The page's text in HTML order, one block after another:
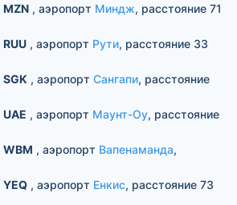
MZN , аэропорт Миндж, расстояние 71
RUU , аэропорт Рути, расстояние 33
SGK , аэропорт Сангапи, расстояние
UAE , аэропорт Маунт-Оу, расстояние
WBM , аэропорт Вапенаманда,
YEQ , аэропорт Енкис, расстояние 73